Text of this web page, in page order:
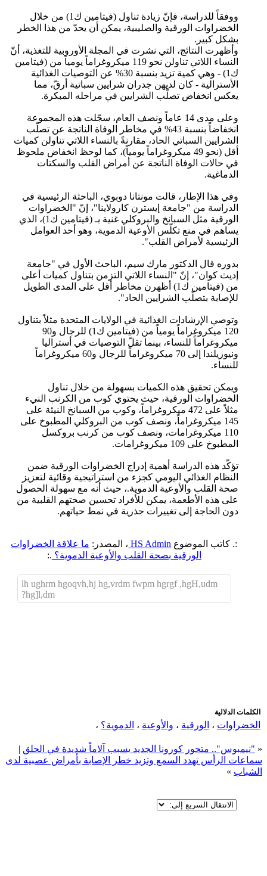
ووفقاً للدراسة، فإنّ زيادة تناول (فيتامين ك1) من خلال
الخضراوات الورقية والصليبية، يمكن أن يحدّ من هذا الخطر
بشكل كبير.
وأظهرت النتائج، التي نشرت في المجلة الأوروبية للتغذية، أنّ
النساء اللاتي تناولن نحو 119 ميكروغراماً يومياً من (فيتامين
ك1) - وهي كمية تزيد بنسبة 30% عن التوصيات الغذائية
الأسترالية - كان لديهن جدران شرايين سباتية أرقّ، مما
يعكس انخفاض تصلّب الشرايين في مراحله المبكرة.
وعلى مدى 14 عاماً ونصف العام، سجّلت هذه المجموعة
انخفاضاً بنسبة 43% في مخاطر الوفاة الناتجة عن تصلّب
الشرايين السباتي الحاد، مقارنةً بالنساء اللاتي تناولن كميات
أقل (نحو 49 ميكروغراماً يومياً)، كما لوحظ انخفاض ملحوظ
في حالات الوفاة الناتجة عن أمراض القلب والسكتات
الدماغية.
وفي هذا الإطار، قالت مونتانا دوبوي، الباحثة الرئيسية في
الدراسة من "جامعة إيسترن كارولاينا"، إنّ "الخضراوات
الورقية مثل السبانخ والبروكلي غنية بـ (فيتامين ك1)، الذي
يساهم في منع تكلّس الأوعية الدموية، وهو أحد العوامل
الرئيسية لأمراض القلب".
بدوره قال الدكتور مارك سيم، الباحث الأول في "جامعة
إديث كوان"، إنّ "النساء اللاتي التزمن بتناول كميات أعلى
من (فيتامين ك1) أظهرن مخاطر أقل على المدى الطويل
للإصابة بتصلّب الشرايين الحاد".
وتوصي الإرشادات الغذائية في الولايات المتحدة مثلاً بتناول
120 ميكروغراماً يومياً من (فيتامين ك1) للرجال و90
ميكروغراماً للنساء، بينما تقلّ التوصيات في أستراليا
ونيوزيلندا إلى 70 ميكروغراماً للرجال و60 ميكروغراماً
للنساء.
ويمكن تحقيق هذه الكميات بسهولة من خلال تناول
الخضراوات الورقية، حيث يحتوي كوب من الكرنب النيء
مثلاً على 472 ميكروغراماً، وكوب من السبانخ النيئة على
145 ميكروغراماً، ونصف كوب من البروكلي المطبوخ على
110 ميكروغرامات، ونصف كوب من كرنب بروكسل
المطبوخ على 109 ميكروغرامات.
تؤكّد هذه الدراسة أهمية إدراج الخضراوات الورقية ضمن
النظام الغذائي اليومي كجزء من استراتيجية وقائية لتعزيز
صحة القلب والأوعية الدموية.، حيث أنه مع سهولة الحصول
على هذه الأطعمة، يمكن للأفراد تحسين صحتهم القلبية من
دون الحاجة إلى تغييرات جذرية في نمط حياتهم.
:. كاتب الموضوع HS Admin ، المصدر: ما علاقة الخضراوات
الورقية بصحة القلب والأوعية الدموية؟ .:
lh ughrm hgoqvh,hj hg,vrdm fwpm hgrgf ,hgH,udm
hg]l,dm?
الكلمات الدلالية
الخضراوات ، الورقية ، والأوعية ، الدموية؟ ،
« "نيمبوس".. متحور كورونا الجديد يسبب آلاماً شديدة في الحلق |
سماعات الرأس تهدد السمع وتزيد خطر الإصابة بأمراض عصبية لدى
الشباب »